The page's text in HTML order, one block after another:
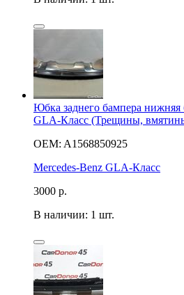
Юбка заднего бампера нижняя
GLA-Класс (Трещины,
OEM: A1568850925
Mercedes-Benz GLA-Класс
3000 р.
В наличии: 1 шт.